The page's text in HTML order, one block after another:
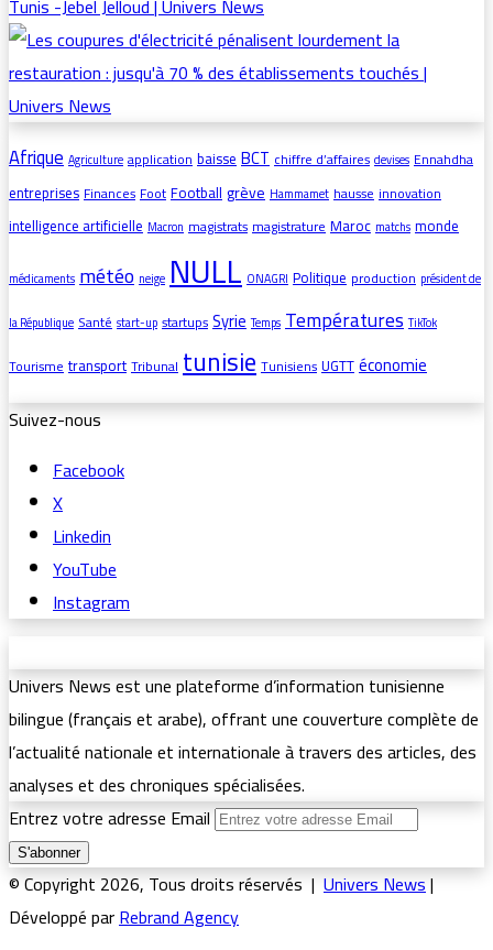
Afrique Agriculture applicationbaisseBCTchiffre d’affaires devises Ennahdha
entreprisesFinancesFootFootballgrève Hammamet hausseinnovation
intelligence artificielle Macron magistratsmagistratureMaroc matchs monde
médicaments météo neige NULL ONAGRI Politique production président de
la République Santé start-up startupsSyrie Temps Températures TikTok
TourismetransportTribunaltunisieTunisiensUGTTéconomie
Suivez-nous
Facebook
X
Linkedin
YouTube
Instagram
Univers News est une plateforme d’information tunisienne
bilingue (français et arabe), offrant une couverture complète de
l’actualité nationale et internationale à travers des articles, des
analyses et des chroniques spécialisées.
Entrez votre adresse Email
© Copyright 2026, Tous droits réservés |Univers News|
Développé parRebrand Agency